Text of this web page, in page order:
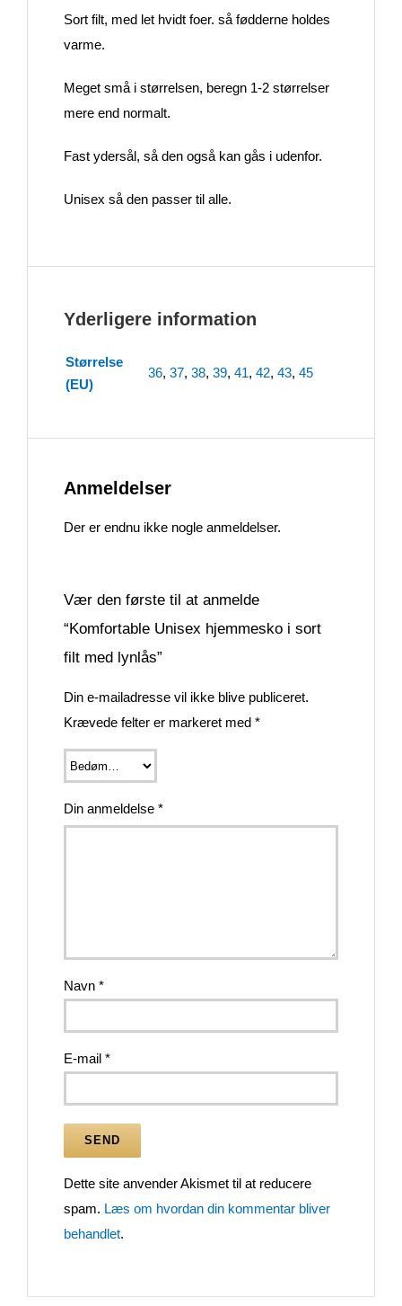
Sort filt, med let hvidt foer. så fødderne holdes
varme.
Meget små i størrelsen, beregn 1-2 størrelser
mere end normalt.
Fast ydersål, så den også kan gås i udenfor.
Unisex så den passer til alle.
Yderligere information
Størrelse
(EU)
36, 37, 38, 39, 41, 42, 43, 45
Anmeldelser
Der er endnu ikke nogle anmeldelser.
Vær den første til at anmelde
“Komfortable Unisex hjemmesko i sort
filt med lynlås”
Din e-mailadresse vil ikke blive publiceret.
Krævede felter er markeret med *
Din anmeldelse *
Navn *
E-mail *
Dette site anvender Akismet til at reducere
spam. Læs om hvordan din kommentar bliver
behandlet.